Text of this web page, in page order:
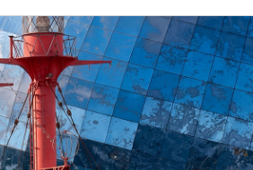
изобразительных искусств
ОТ 1500₽